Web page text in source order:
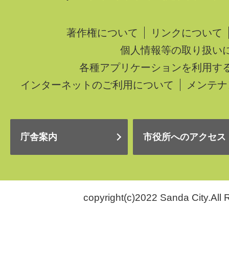
著作権について
リンクについて
個人情報等の取り扱い
各種アプリケーションを利用す
インターネットのご利用について
メンテ
庁舎案内 市役所へのアクセス
copyright(c)2022 Sanda City.All